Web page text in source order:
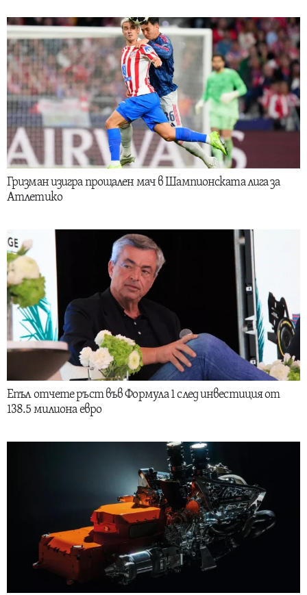
Гризман изигра прощален мач в Шампионската лига за
Атлетико
Епъл отчете ръст във Формула 1 след инвестиция от
138.5 милиона евро